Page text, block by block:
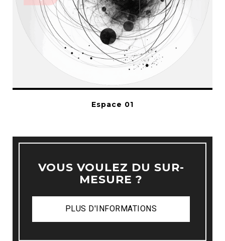
Espace 01
VOUS VOULEZ DU SUR-
MESURE ?
PLUS D'INFORMATIONS